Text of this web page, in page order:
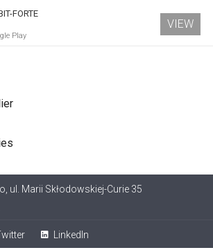
ul. Marii Skłodowskiej-Curie 35
LinkedIn
FORTE
Play
VIEW